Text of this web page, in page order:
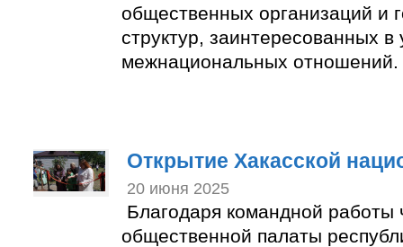
общественных организаций и
структур, заинтересованных в
межнациональных отношений.
Открытие Хакасской
20 июня 2025
Благодаря командной работы
общественной палаты